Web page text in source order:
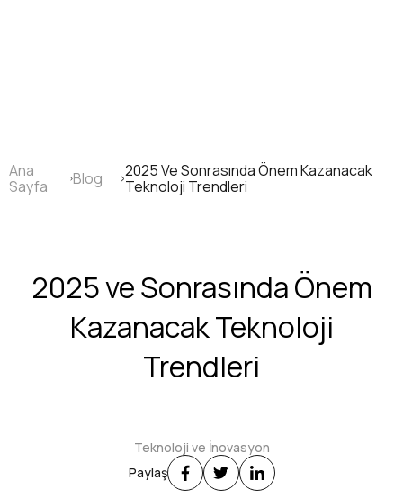
Sayfa
yolu
Ana
Sayfa
Blog
2025 Ve Sonrasında Önem Kazanacak
Teknoloji Trendleri
2025 ve Sonrasında Önem
Kazanacak Teknoloji
Trendleri
Teknoloji ve İnovasyon
Paylaş